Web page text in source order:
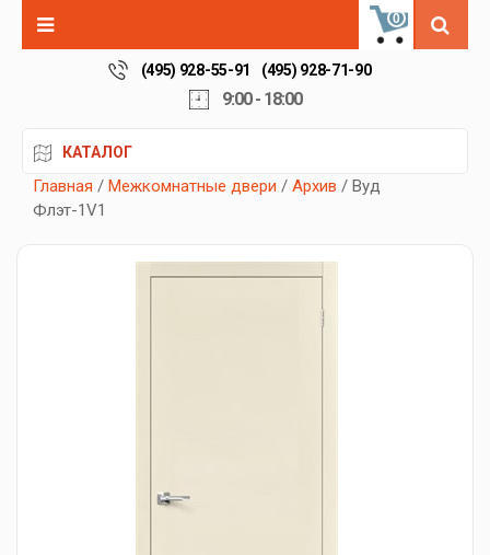
0
(495) 928-55-91 (495) 928-71-90
9:00 - 18:00
КАТАЛОГ
Главная / Межкомнатные двери / Архив / Вуд
Флэт-1V1